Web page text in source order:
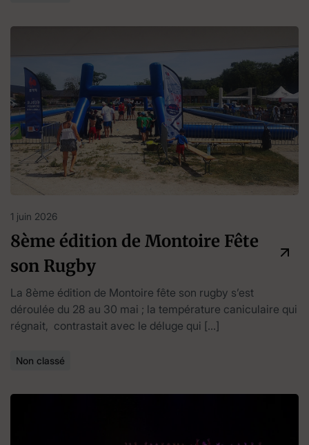
1 juin 2026
8ème édition de Montoire Fête
son Rugby
La 8ème édition de Montoire fête son rugby s’est
déroulée du 28 au 30 mai ; la température caniculaire qui
régnait, contrastait avec le déluge qui […]
Non classé